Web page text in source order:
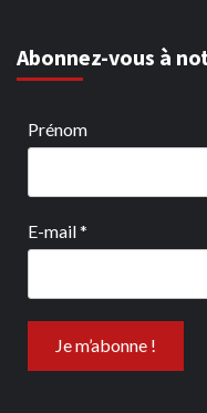
Abonnez-vous à
Prénom
E-mail*